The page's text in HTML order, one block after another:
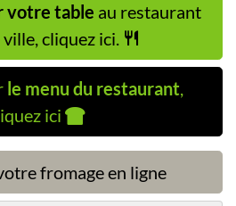
votre table au restaurant
cliquez ici.
le menu du restaurant,
ici
fromage en ligne